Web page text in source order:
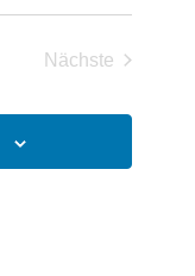
Nächste